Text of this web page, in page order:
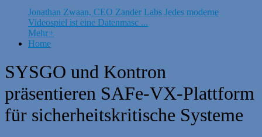
Jonathan Zwaan, CEO Zander Labs Jedes moderne
Videospiel ist eine Datenmasc ...
Mehr+
Home
SYSGO und Kontron
präsentieren SAFe-VX-Plattform
für sicherheitskritische Systeme